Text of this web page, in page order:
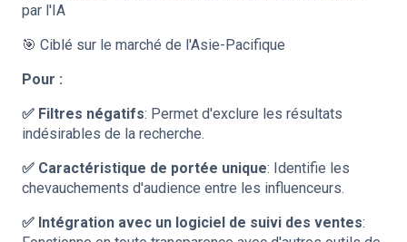
par l'IA
🎯 Ciblé sur le marché de l'Asie-Pacifique
Pour :
✅ Filtres négatifs: Permet d'exclure les résultats
indésirables de la recherche.
✅ Caractéristique de portée unique: Identifie les
chevauchements d'audience entre les influenceurs.
✅ Intégration avec un logiciel de suivi des ventes: